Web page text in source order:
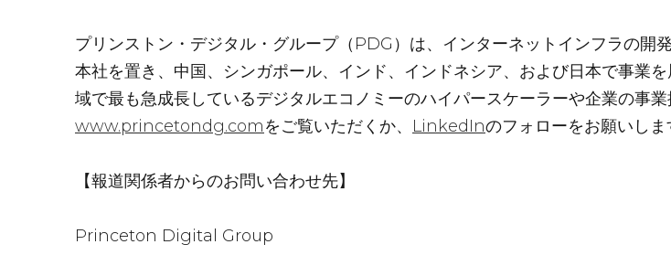
プリンストン・デジタル・グループ（PDG）は、インターネットインフラの開
本社を置き、中国、シンガポール、インド、インドネシア、および日本で事業
域で最も急成長しているデジタルエコノミーのハイパースケーラーや企業の事
www.princetondg.comをご覧いただくか、 LinkedInのフォローをお願いしま
【報道関係者からのお問い合わせ先】
Princeton Digital Group